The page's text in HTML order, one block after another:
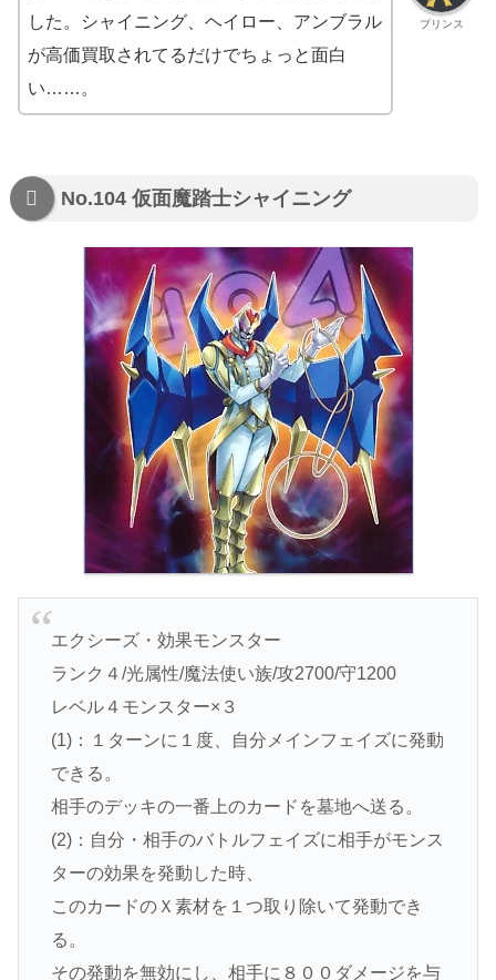
プリンス
した。シャイニング、ヘイロー、アンブラル
が高価買取されてるだけでちょっと面白
い……。
No.104 仮面魔踏士シャイニング
エクシーズ・効果モンスター
ランク４/光属性/魔法使い族/攻2700/守1200
レベル４モンスター×３
(1)：１ターンに１度、自分メインフェイズに発動
できる。
相手のデッキの一番上のカードを墓地へ送る。
(2)：自分・相手のバトルフェイズに相手がモンス
ターの効果を発動した時、
このカードのＸ素材を１つ取り除いて発動でき
る。
その発動を無効にし、相手に８００ダメージを与